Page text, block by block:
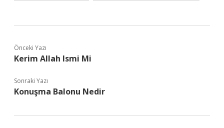
Önceki Yazı
Kerim Allah Ismi Mi
Sonraki Yazı
Konuşma Balonu Nedir